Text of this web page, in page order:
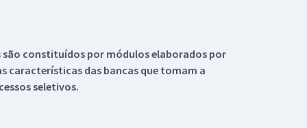
são constituídos por módulos elaborados por
características das bancas que tomam a
seletivos.